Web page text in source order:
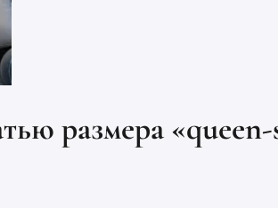
размера «queen-